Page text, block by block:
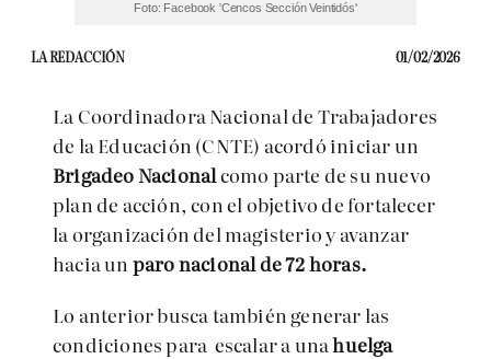
Foto: Facebook 'Cencos Sección Veintidós'
LA REDACCIÓN 01/02/2026
La Coordinadora Nacional de Trabajadores
de la Educación (CNTE) acordó iniciar un
Brigadeo Nacionalcomo parte de su nuevo
plan de acción, con el objetivo de fortalecer
la organización del magisterio y avanzar
hacia un paro nacional de 72 horas.
Lo anterior busca también generar las
condiciones para escalar a unahuelga